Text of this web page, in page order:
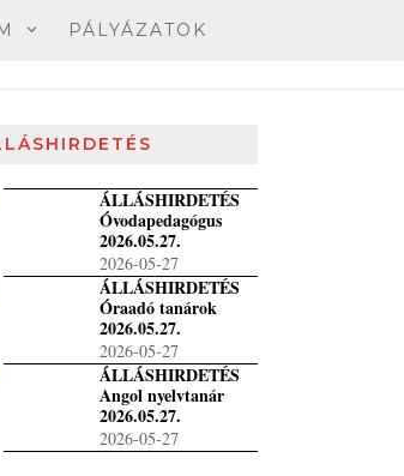
PÁLYÁZATOK
ÁLLÁSHIRDETÉS
Óvodapedagógus
2026.05.27.
2026-05-27
ÁLLÁSHIRDETÉS
Óraadó tanárok
2026.05.27.
2026-05-27
ÁLLÁSHIRDETÉS
Angol nyelvtanár
2026.05.27.
2026-05-27